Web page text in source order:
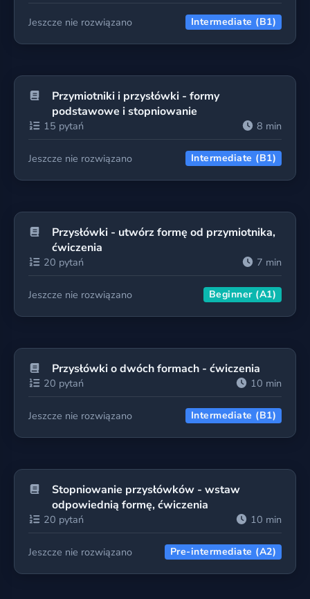
Jeszcze nie rozwiązano Intermediate (B1)
Przymiotniki i przysłówki - formy
podstawowe i stopniowanie
15 pytań 8 min
Jeszcze nie rozwiązano Intermediate (B1)
Przysłówki - utwórz formę od przymiotnika,
ćwiczenia
20 pytań 7 min
Jeszcze nie rozwiązano Beginner (A1)
Przysłówki o dwóch formach - ćwiczenia
20 pytań 10 min
Jeszcze nie rozwiązano Intermediate (B1)
Stopniowanie przysłówków - wstaw
odpowiednią formę, ćwiczenia
20 pytań 10 min
Jeszcze nie rozwiązano Pre-intermediate (A2)